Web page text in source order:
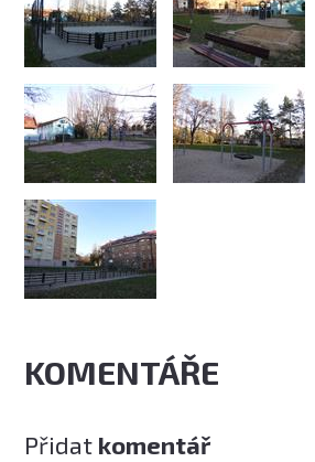
KOMENTÁŘE
Přidat komentář